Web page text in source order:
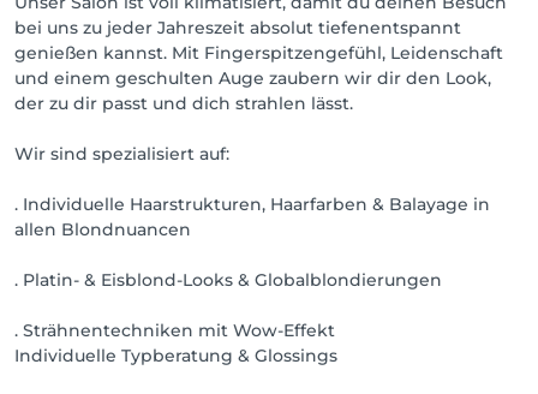
bei uns zu jeder Jahreszeit absolut tiefenentspannt
genießen kannst. Mit Fingerspitzengefühl, Leidenschaft
und einem geschulten Auge zaubern wir dir den Look,
der zu dir passt und dich strahlen lässt.
Wir sind spezialisiert auf:
. Individuelle Haarstrukturen, Haarfarben & Balayage in
allen Blondnuancen
. Platin- & Eisblond-Looks & Globalblondierungen
. Strähnentechniken mit Wow-Effekt
Individuelle Typberatung & Glossings